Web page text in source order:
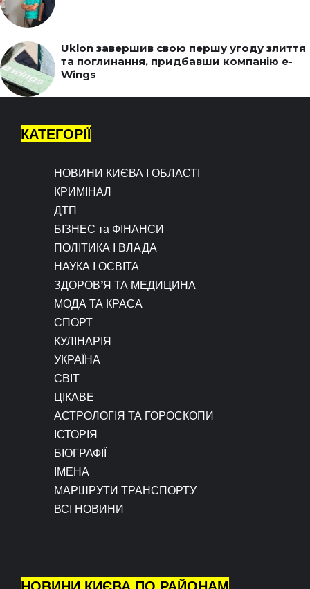
Uklon завершив свою першу угоду злиття
та поглинання, придбавши компанію e-
Wings
КАТЕГОРІЇ
НОВИНИ КИЄВА І ОБЛАСТІ
КРИМІНАЛ
ДТП
БІЗНЕС та ФІНАНСИ
ПОЛІТИКА І ВЛАДА
НАУКА І ОСВІТА
ЗДОРОВ’Я ТА МЕДИЦИНА
МОДА ТА КРАСА
СПОРТ
КУЛІНАРІЯ
УКРАЇНА
СВІТ
ЦІКАВЕ
АСТРОЛОГІЯ ТА ГОРОСКОПИ
ІСТОРІЯ
БІОГРАФІЇ
ІМЕНА
МАРШРУТИ ТРАНСПОРТУ
ВСІ НОВИНИ